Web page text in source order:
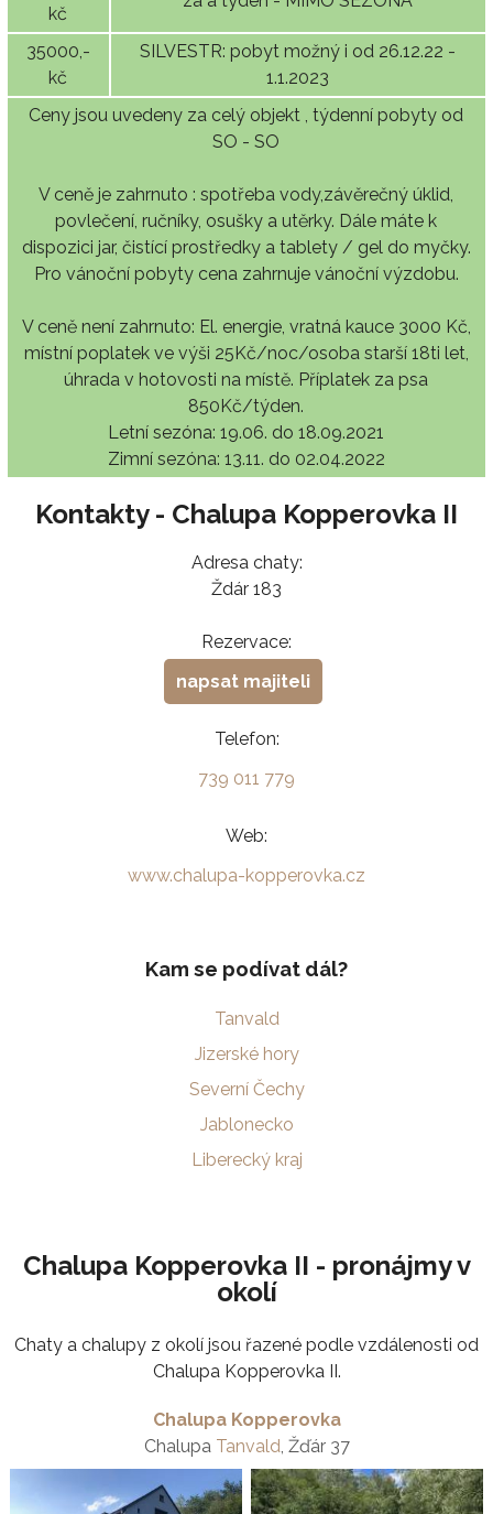
kč
35000,-
kč
SILVESTR: pobyt možný i od 26.12.22 -
1.1.2023
Ceny jsou uvedeny za celý objekt , týdenní pobyty od
SO - SO
V ceně je zahrnuto : spotřeba vody,závěrečný úklid,
povlečení, ručníky, osušky a utěrky. Dále máte k
dispozici jar, čistící prostředky a tablety / gel do myčky.
Pro vánoční pobyty cena zahrnuje vánoční výzdobu.
V ceně není zahrnuto: El. energie, vratná kauce 3000 Kč,
místní poplatek ve výši 25Kč/noc/osoba starší 18ti let,
úhrada v hotovosti na místě. Příplatek za psa
850Kč/týden.
Letní sezóna: 19.06. do 18.09.2021
Zimní sezóna: 13.11. do 02.04.2022
Kontakty - Chalupa Kopperovka II
Adresa chaty:
Ždár 183
Rezervace:
napsat majiteli
Telefon:
739 011 779
Web:
www.chalupa-kopperovka.cz
Kam se podívat dál?
Tanvald
Jizerské hory
Severní Čechy
Jablonecko
Liberecký kraj
Chalupa Kopperovka II - pronájmy v
okolí
Chaty a chalupy z okolí jsou řazené podle vzdálenosti od
Chalupa Kopperovka II.
Chalupa Kopperovka
Chalupa Tanvald, Žďár 37